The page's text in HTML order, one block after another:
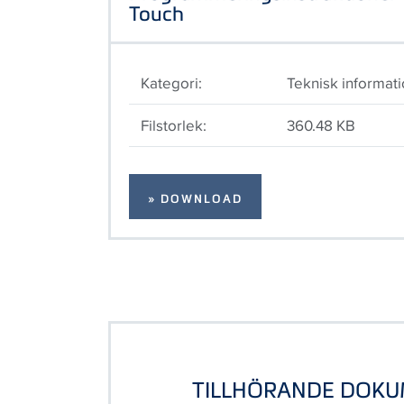
Touch
Kategori:
Teknisk
Filstorlek:
360.48 KB
» DOWNLOAD
TILLHÖRANDE